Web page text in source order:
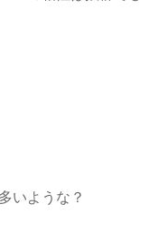
いような？